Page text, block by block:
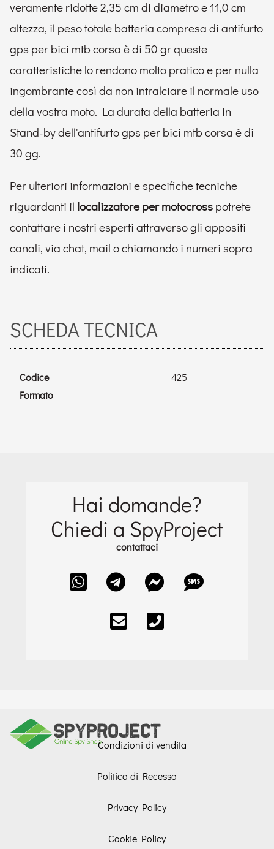
veramente ridotte 2,35 cm di diametro e 11,0 cm
altezza, il peso totale batteria compresa di antifurto
gps per bici mtb corsa è di 50 gr queste
caratteristiche lo rendono molto pratico e per nulla
ingombrante così da non intralciare il normale uso
della vostra moto. La durata della batteria in
Stand-by dell'antifurto gps per bici mtb corsa è di
30 gg.
Per ulteriori informazioni e specifiche tecniche
riguardanti il localizzatore per motocross potrete
contattare i nostri esperti attraverso gli appositi
canali, via chat, mail o chiamando i numeri sopra
indicati.
SCHEDA TECNICA
Codice
425
Formato
Hai domande?
Chiedi a SpyProject
contattaci
Condizioni di vendita
Politica di Recesso
Privacy Policy
Cookie Policy